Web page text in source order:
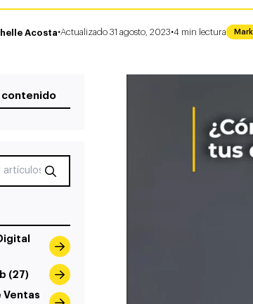
Acosta·Actualizado 31 agosto, 2023·4 min lectura
contenido
(27)
Ventas